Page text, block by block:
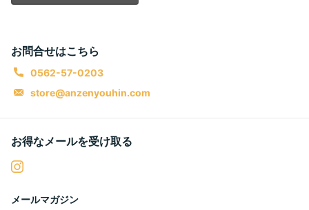
お問合せはこちら
0562-57-0203
store@anzenyouhin.com
お得なメールを受け取る
メールマガジン